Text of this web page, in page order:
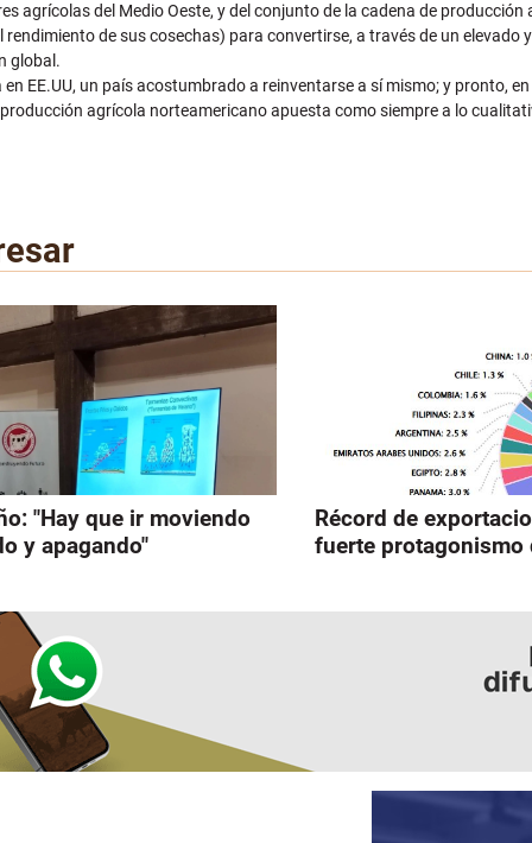
agrícolas del Medio Oeste, y del conjunto de la cadena de
rendimiento de sus cosechas) para convertirse, a través de un
global.
en EE.UU, un país acostumbrado a reinventarse a sí mismo; y
agrícola norteamericano apuesta como siempre a lo
"Hay que ir moviendo
y apagando"
Récord de
fuerte protagonismo